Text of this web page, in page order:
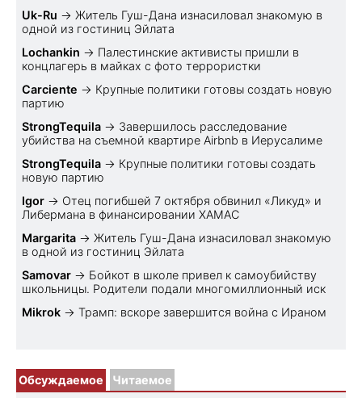
Uk-Ru → Житель Гуш-Дана изнасиловал знакомую в
одной из гостиниц Эйлата
Lochankin → Палестинские активисты пришли в
концлагерь в майках с фото террористки
Carciente → Крупные политики готовы создать новую
партию
StrongTequila → Завершилось расследование
убийства на съемной квартире Airbnb в Иерусалиме
StrongTequila → Крупные политики готовы создать
новую партию
Igor → Отец погибшей 7 октября обвинил «Ликуд» и
Либермана в финансировании ХАМАС
Margarita → Житель Гуш-Дана изнасиловал знакомую
в одной из гостиниц Эйлата
Samovar → Бойкот в школе привел к самоубийству
школьницы. Родители подали многомиллионный иск
Mikrok → Трамп: вскоре завершится война с Ираном
Обсуждаемое Читаемое